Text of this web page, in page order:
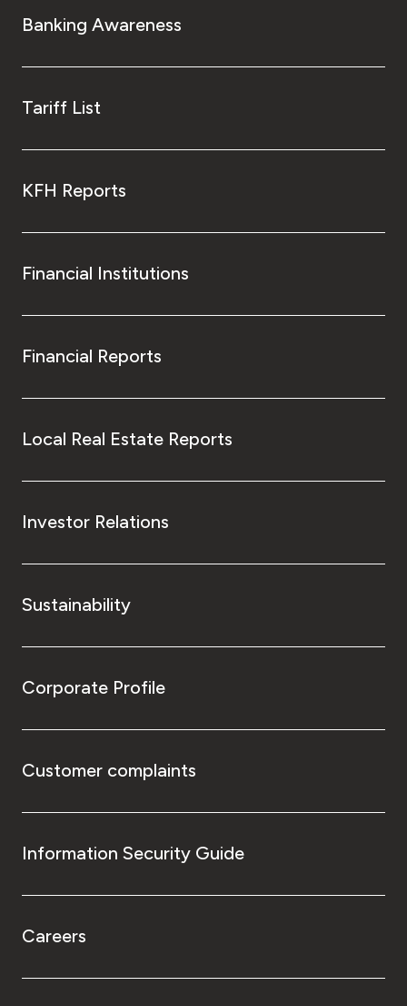
Banking Awareness
Tariff List
KFH Reports
Financial Institutions
Financial Reports
Local Real Estate Reports
Investor Relations
Sustainability
Corporate Profile
Customer complaints
Information Security Guide
Careers